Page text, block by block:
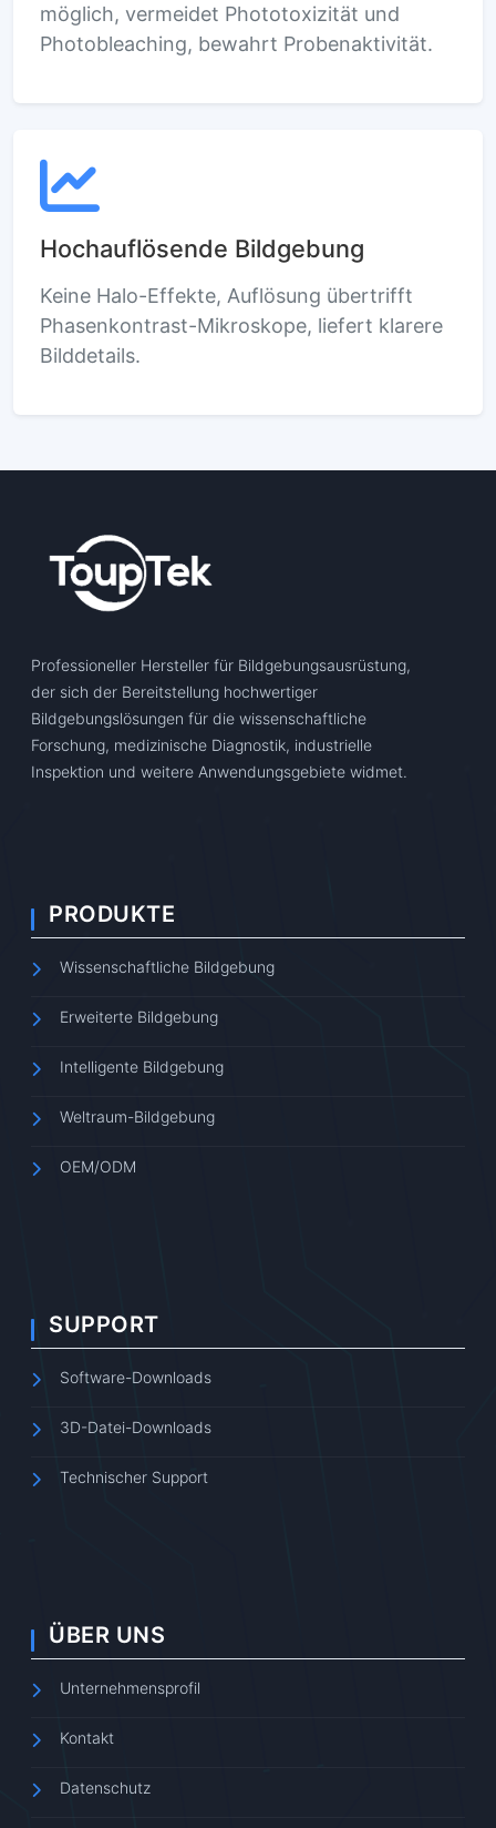
möglich, vermeidet Phototoxizität und
Photobleaching, bewahrt Probenaktivität.
Hochauflösende Bildgebung
Keine Halo-Effekte, Auflösung übertrifft
Phasenkontrast-Mikroskope, liefert klarere
Bilddetails.
Professioneller Hersteller für Bildgebungsausrüstung,
der sich der Bereitstellung hochwertiger
Bildgebungslösungen für die wissenschaftliche
Forschung, medizinische Diagnostik, industrielle
Inspektion und weitere Anwendungsgebiete widmet.
PRODUKTE
Wissenschaftliche Bildgebung
Erweiterte Bildgebung
Intelligente Bildgebung
Weltraum-Bildgebung
OEM/ODM
SUPPORT
Software-Downloads
3D-Datei-Downloads
Technischer Support
ÜBER UNS
Unternehmensprofil
Kontakt
Datenschutz